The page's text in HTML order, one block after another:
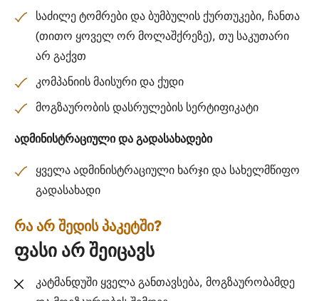
საძილე ტომრები და ბუმბულის ქურთუკები, ჩანთა
(თითო ყოველ ორ მოლაშქრეზე), თუ საკუთარი
არ გაქვთ
კომპანიის მაისური და ქუდი
მოგზაურობის დასრულების სერტიფიკატი
ადმინისტრაციული და გადასახადები
ყველა ადმინისტრაციული ხარჯი და სახელმწიფო
გადასახადი
რა არ შედის პაკეტში?
ფასი არ შეიცავს
კატმანდუში ყველა განთავსება, მოგზაურობამდე